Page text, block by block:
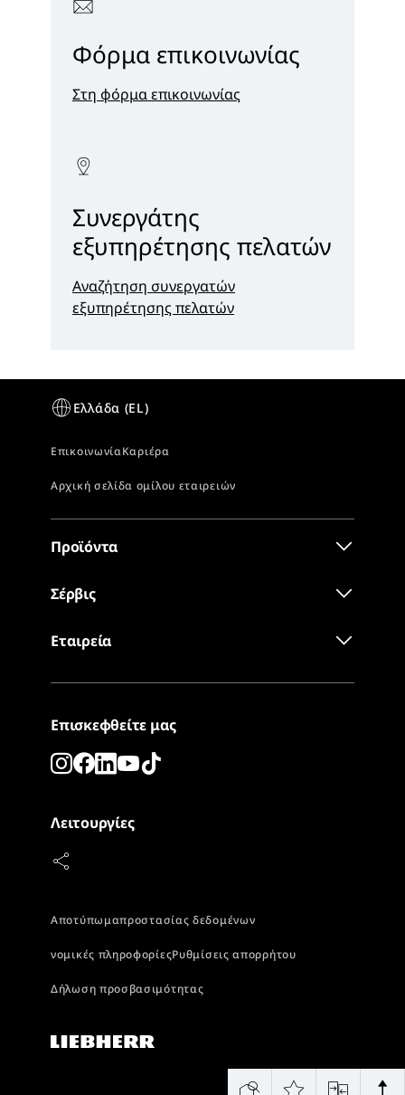
Φόρμα επικοινωνίας
Στη φόρμα επικοινωνίας
Συνεργάτης
εξυπηρέτησης πελατών
Αναζήτηση συνεργατών
εξυπηρέτησης πελατών
Προϊόντα
Σέρβις
Εταιρεία
Επισκεφθείτε μας
Λειτουργίες